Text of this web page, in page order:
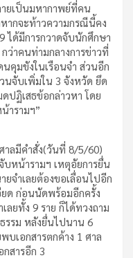
ยเป็นมหากาพย์ที่คน
ากจะท้าวความกรณีนี้คง
ได้มีการกวาดจับนักศึกษา
ว่าคนท่ามกลางการข่าวที่
คุมขังในเรือนจำ ส่วนอีก
จับเพิ่มใน 3 จังหวัด ยึด
ปฏิเสธข้อกล่าวหา โดย
ารามฯ”
าลมีคำสั่ง(วันที่ 8/5/60)
หน้ารามฯ เหตุอัยการยื่น
จำเลยต้องขอเลื่อนไปอีก
ยด ก่อนนัดพร้อมอีกครั้ง
ยทั้ง 9 ราย ก็ได้ทวงถาม
รรม หลังยื่นไปนาน 6
บเอกสารตกค้าง 1 ศาล
สารอีก 3